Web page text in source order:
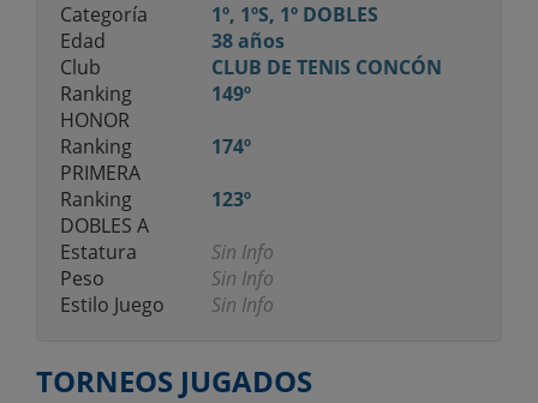
Categoría
1º, 1ºS, 1º DOBLES
Edad
38 años
Club
CLUB DE TENIS CONCÓN
Ranking
HONOR
149º
Ranking
PRIMERA
174º
Ranking
DOBLES A
123º
Estatura
Sin Info
Peso
Sin Info
Estilo Juego
Sin Info
TORNEOS JUGADOS